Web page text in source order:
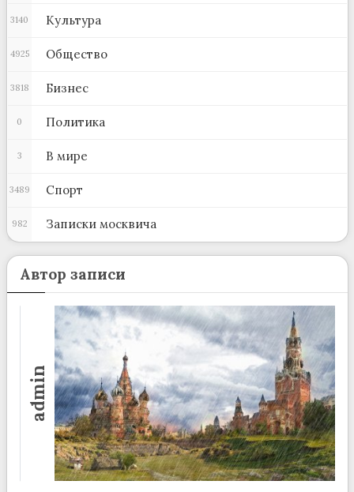
Культура
3140
Общество
4925
Бизнес
3818
Политика
0
В мире
3
Спорт
3489
Записки москвича
982
Автор записи
admin